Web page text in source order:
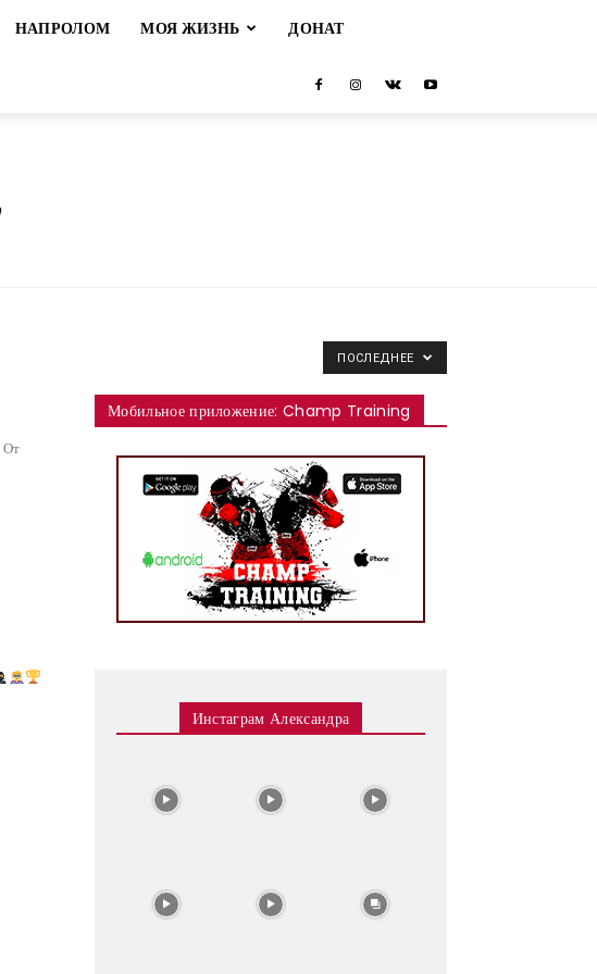
НАПРОЛОМ МОЯ ЖИЗНЬ ДОНАТ
ПОСЛЕДНЕЕ
От
Мобильное приложение: Champ Training
Инстаграм Александра